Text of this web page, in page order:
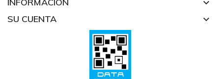
keyboard_arrow_down
SU CUENTA keyboard_arrow_down